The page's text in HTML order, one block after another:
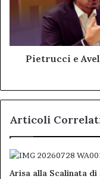
pista
ciclabile".
Pietrucci e
Articoli
Arisa alla Scalinata di